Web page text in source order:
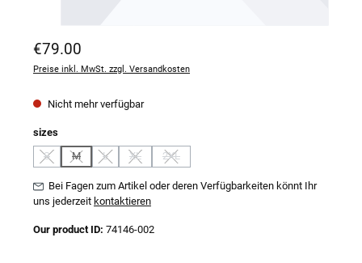
Regulärer Preis:
€79.00
Preise inkl. MwSt. zzgl. Versandkosten
Nicht mehr verfügbar
sizesauswählen
S
(Diese Option ist zurzeit nicht verfügbar.)
M
(Diese Option ist zurzeit nicht verfügbar.)
L
(Diese Option ist zurzeit nicht verfügbar.)
XL
(Diese Option ist zurzeit nicht verfügbar.)
2XL
(Diese Option ist zurzeit nicht verfügbar.)
Bei Fagen zum Artikel oder deren Verfügbarkeiten könnt Ihr
uns jederzeit kontaktieren
Our product ID: 74146-002